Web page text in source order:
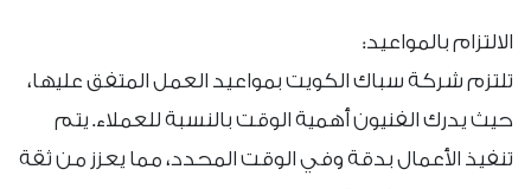
الالتزام بالمواعيد:
تلتزم شركة سباك الكويت بمواعيد العمل المتفق عليها،
حيث يدرك الفنيون أهمية الوقت بالنسبة للعملاء. يتم
تنفيذ الأعمال بدقة وفي الوقت المحدد، مما يعزز من ثقة